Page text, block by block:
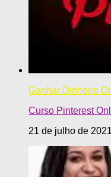
Ganhar Dinheiro
Curso Pinterest
21 de julho de 2021